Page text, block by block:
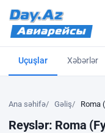
Uçuşlar Xəbərlər
Ana səhifə Gəliş Roma
Reyslər: Roma